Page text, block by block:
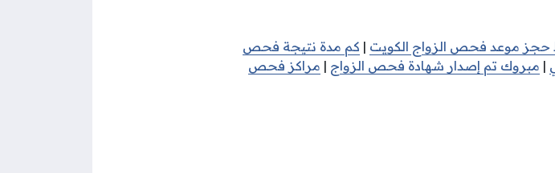
حجز موعد فحص الزواج الكويت | كم مدة نتيجة فحص
| مبروك تم إصدار شهادة فحص الزواج | مراكز فحص